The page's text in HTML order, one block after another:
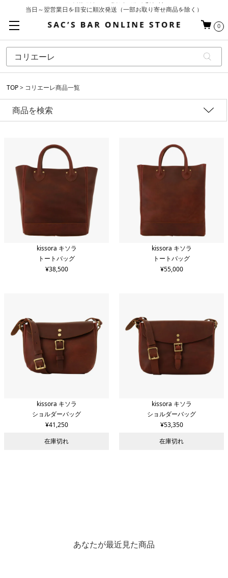
当日～翌営業日を目安に順次発送（一部お取り寄せ商品を除く）
基本配送料 ¥550(沖縄・離島を除く)
0
TOP コリエーレ商品一覧
商品を検索
性別
価格
アイテム
カラー
新着順 価格高い順
条件をリセット
kissora キソラ
トートバッグ
¥38,500
kissora キソラ
トートバッグ
¥55,000
kissora キソラ
ショルダーバッグ
¥41,250
在庫切れ
kissora キソラ
ショルダーバッグ
¥53,350
在庫切れ
あなたが最近見た商品